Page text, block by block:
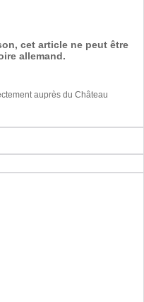
cet article ne peut être
allemand.
auprès du Château